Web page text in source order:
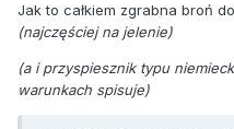
Jak to całkiem zgrabna broń
(najczęściej na jelenie)
(a i przyspiesznik typu
warunkach spisuje)